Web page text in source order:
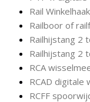
Rail
Railboor of
Railhijstang 2
Railhijstang 2
RCA
RCAD digitale
RCFF